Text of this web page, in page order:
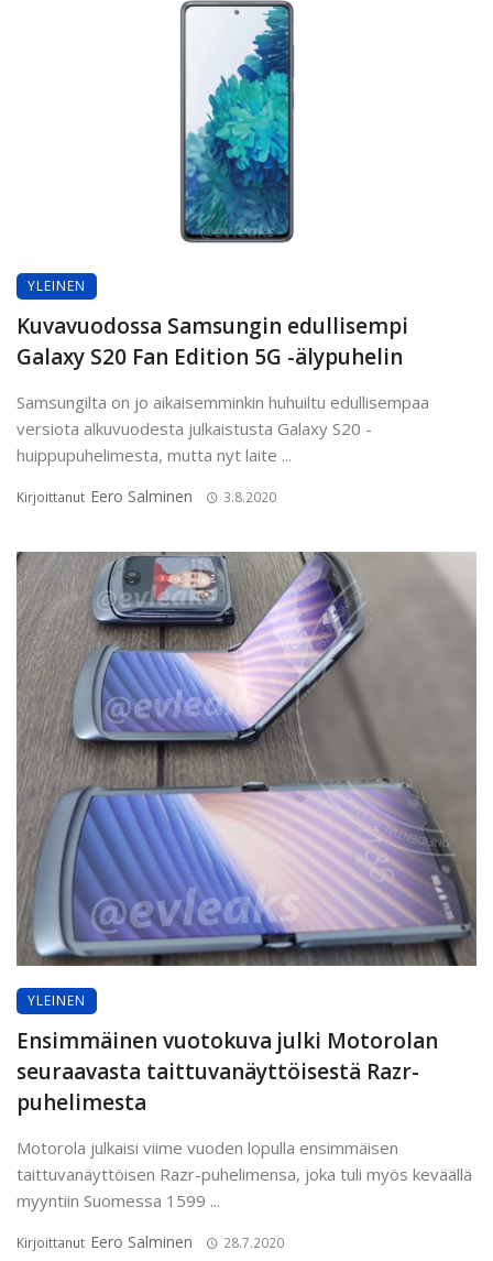
YLEINEN
Kuvavuodossa Samsungin edullisempi
Galaxy S20 Fan Edition 5G -älypuhelin
Samsungilta on jo aikaisemminkin huhuiltu edullisempaa
versiota alkuvuodesta julkaistusta Galaxy S20 -
huippupuhelimesta, mutta nyt laite ...
Kirjoittanut Eero Salminen 3.8.2020
YLEINEN
Ensimmäinen vuotokuva julki Motorolan
seuraavasta taittuvanäyttöisestä Razr-
puhelimesta
Motorola julkaisi viime vuoden lopulla ensimmäisen
taittuvanäyttöisen Razr-puhelimensa, joka tuli myös keväällä
myyntiin Suomessa 1599 ...
Kirjoittanut Eero Salminen 28.7.2020